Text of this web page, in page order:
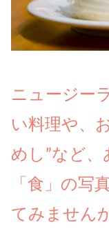
ニュージー
い料理や、
めし”など
「食」の写
てみません